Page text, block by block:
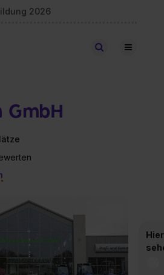
2026
Stellen finden